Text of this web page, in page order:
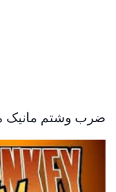
ضرب وشتم مانیک